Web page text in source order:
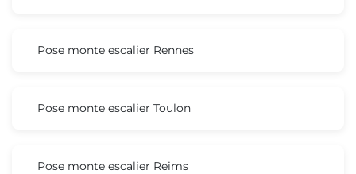
Pose monte escalier Rennes
Pose monte escalier Toulon
Pose monte escalier Reims